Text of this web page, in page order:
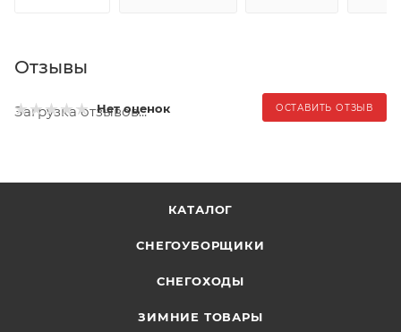
Отзывы
Нет оценок ОСТАВИТЬ ОТЗЫВ
Загрузка отзывов...
КАТАЛОГ
СНЕГОУБОРЩИКИ
СНЕГОХОДЫ
ЗИМНИЕ ТОВАРЫ